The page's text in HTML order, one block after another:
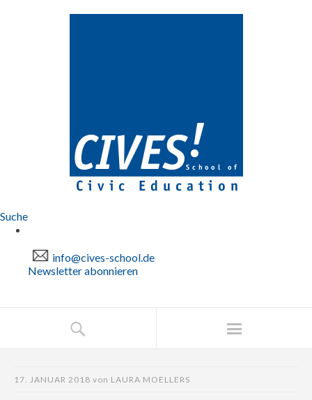
Suche
info@cives-school.de
Newsletter abonnieren
17. JANUAR 2018 von LAURA MOELLERS